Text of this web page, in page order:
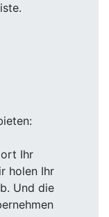
Ihr
holen Ihr
Und die